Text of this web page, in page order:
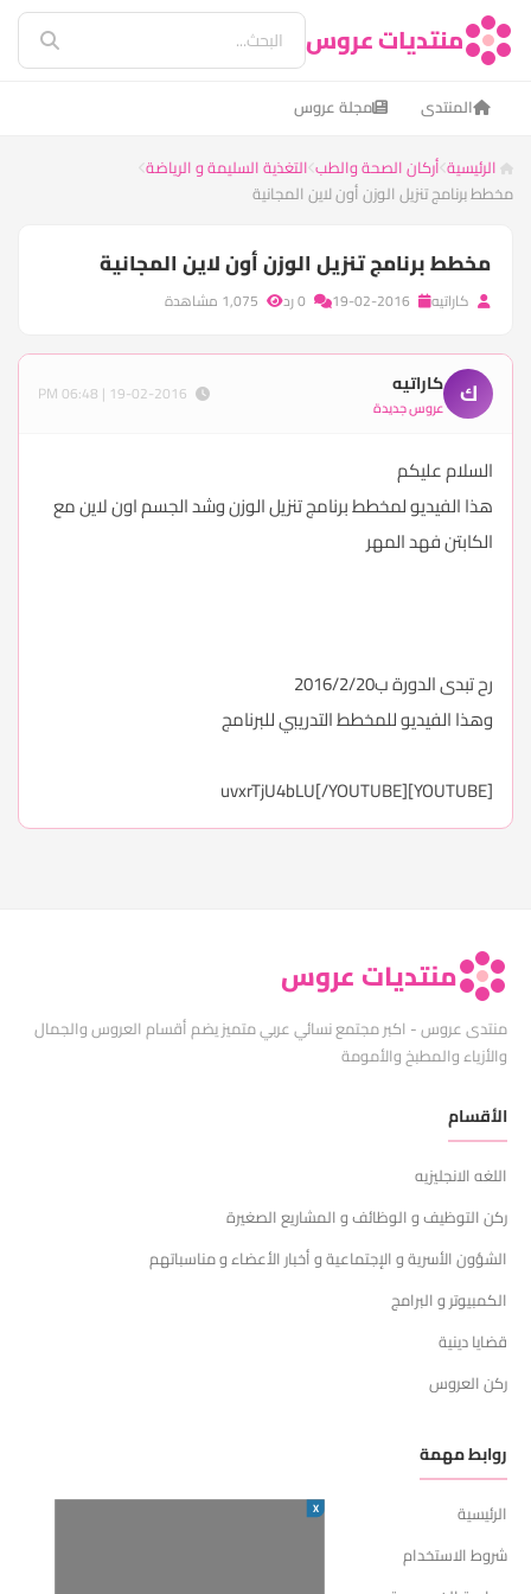
منتديات عروس
المنتدى مجلة عروس
الرئيسية أركان الصحة والطب التغذية السليمة و الرياضة
مخطط برنامج تنزيل الوزن أون لاين المجانية
مخطط برنامج تنزيل الوزن أون لاين المجانية
كاراتيه
ك كاراتيه
عروس جديدة
السلام عليكم
هذا الفيديو لمخطط برنامج تنزيل الوزن وشد الجسم اون لاين مع
الكابتن فهد المهر
رح تبدى الدورة ب2016/2/20
وهذا الفيديو للمخطط التدريبي للبرنامج
[YOUTUBE]uvxrTjU4bLU[/YOUTUBE]
منتديات عروس
منتدى عروس - اكبر مجتمع نسائي عربي متميز يضم أقسام العروس والجمال
والأزياء والمطبخ والأمومة
الأقسام
اللغه الانجليزيه
ركن التوظيف و الوظائف و المشاريع الصغيرة
الشؤون الأسرية و الإجتماعية و أخبار الأعضاء و مناسباتهم
الكمبيوتر و البرامج
قضايا دينية
ركن العروس
روابط مهمة
الرئيسية
شروط الاستخدام
X